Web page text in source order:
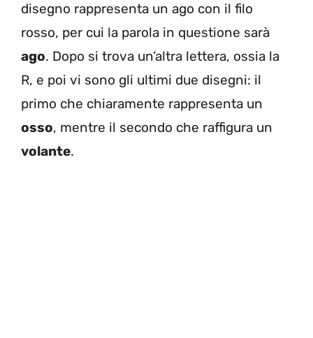
disegno rappresenta un ago con il filo
rosso, per cui la parola in questione sarà
ago. Dopo si trova un’altra lettera, ossia la
R, e poi vi sono gli ultimi due disegni: il
primo che chiaramente rappresenta un
osso, mentre il secondo che raffigura un
volante.